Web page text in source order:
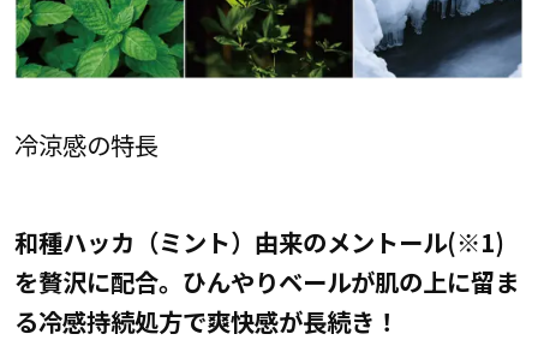
冷涼感の特長
和種ハッカ（ミント）由来のメントール(※1)
を贅沢に配合。ひんやりベールが肌の上に留ま
る冷感持続処方で爽快感が長続き！